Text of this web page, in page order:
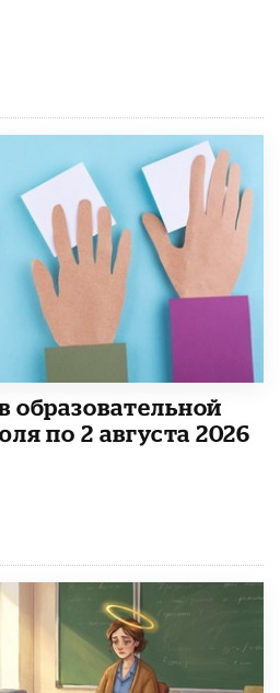
образовательной
по 2 августа 2026